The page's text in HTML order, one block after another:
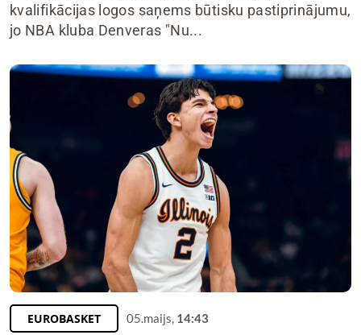
kvalifikācijas logos saņems būtisku pastiprinājumu,
jo NBA kluba Denveras "Nu...
EUROBASKET 05.maijs, 14:43